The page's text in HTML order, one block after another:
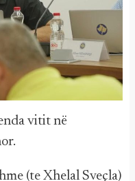
vitit në
(te Xhelal Sveçla)